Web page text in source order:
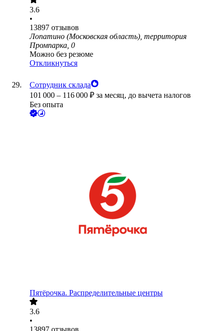
3.6
•
13897 отзывов
Лопатино (Московская область), территория
Промпарка, 0
Можно без резюме
Откликнуться
Сотрудник склада
101 000 – 116 000 ₽ за месяц, до вычета налогов
Без опыта
Пятёрочка. Распределительные центры
3.6
•